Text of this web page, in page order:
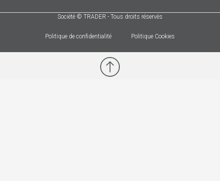
Société © TRADER - Tous droits réservés
Politique de confidentialité Politique Cookies